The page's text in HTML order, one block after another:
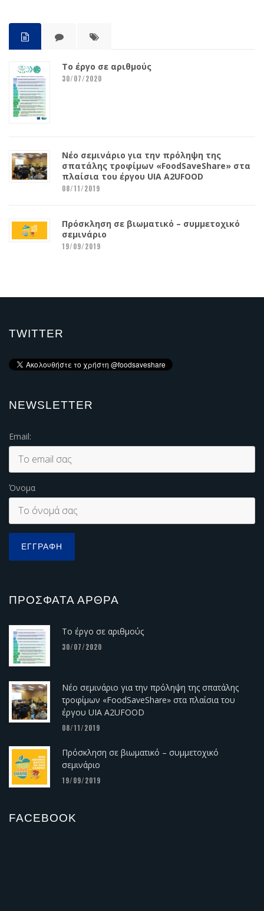
Το έργο σε αριθμούς
30/07/2020
Νέο σεμινάριο για την πρόληψη της
σπατάλης τροφίμων «FoodSaveShare» στα
πλαίσια του έργου UIA A2UFOOD
08/11/2019
Πρόσκληση σε βιωματικό – συμμετοχικό
σεμινάριο
19/09/2019
TWITTER
NEWSLETTER
Email:
Όνομα
ΠΡΌΣΦΑΤΑ ΆΡΘΡΑ
Το έργο σε αριθμούς
30/07/2020
Νέο σεμινάριο για την πρόληψη της σπατάλης
τροφίμων «FoodSaveShare» στα πλαίσια του
έργου UIA A2UFOOD
08/11/2019
Πρόσκληση σε βιωματικό – συμμετοχικό
σεμινάριο
19/09/2019
FACEBOOK